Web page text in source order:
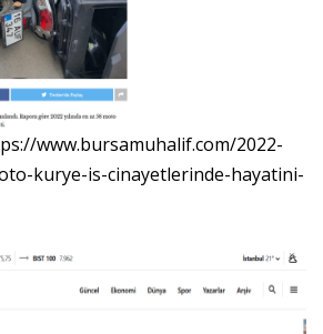
www.bursamuhalif.com/2022-
kurye-is-cinayetlerinde-hayatini-